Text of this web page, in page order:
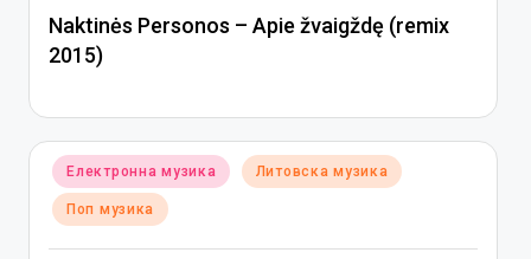
Naktinės Personos – Apie žvaigždę (remix
2015)
Posted
in
Електронна музика Литовска музика
Поп музика